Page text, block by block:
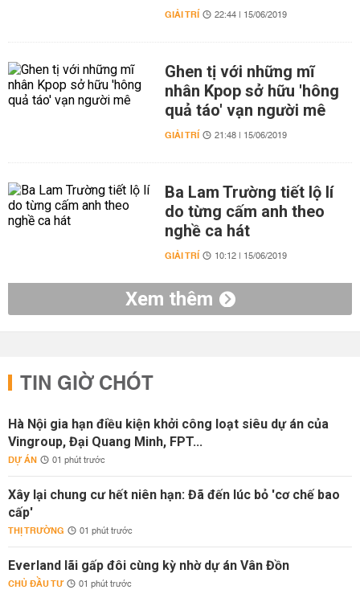
GIẢI TRÍ 22:44 | 15/06/2019
Ghen tị với những mĩ
nhân Kpop sở hữu 'hông
quả táo' vạn người mê
GIẢI TRÍ 21:48 | 15/06/2019
Ba Lam Trường tiết lộ lí
do từng cấm anh theo
nghề ca hát
GIẢI TRÍ 10:12 | 15/06/2019
Xem thêm
TIN GIỜ CHÓT
Hà Nội gia hạn điều kiện khởi công loạt siêu dự án của
Vingroup, Đại Quang Minh, FPT...
DỰ ÁN 01 phút trước
Xây lại chung cư hết niên hạn: Đã đến lúc bỏ 'cơ chế bao
cấp'
THỊ TRƯỜNG 01 phút trước
Everland lãi gấp đôi cùng kỳ nhờ dự án Vân Đồn
CHỦ ĐẦU TƯ 01 phút trước